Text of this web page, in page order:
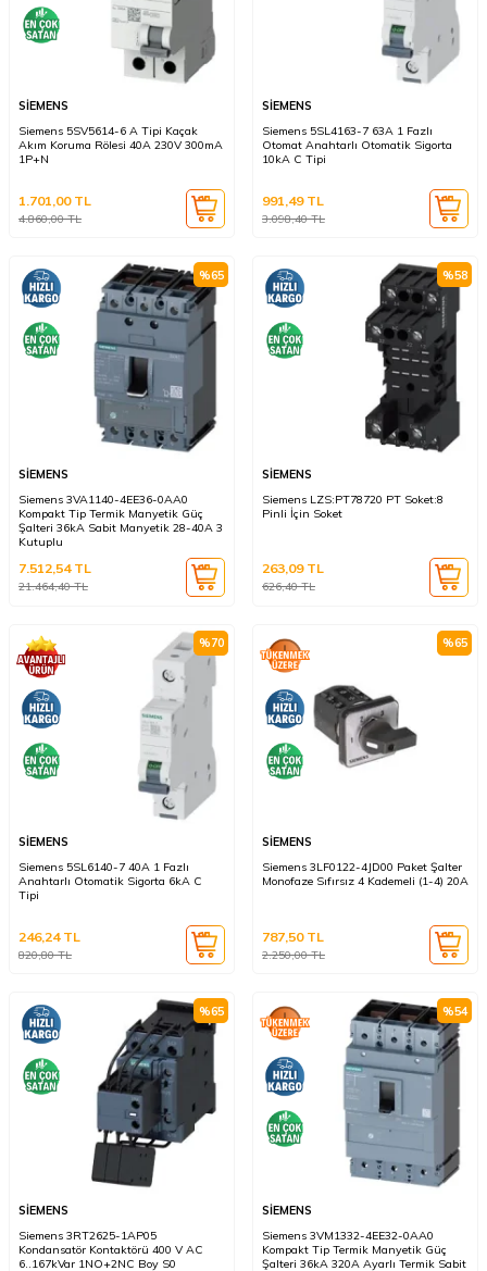
SİEMENS
Siemens 5SV5614-6 A Tipi Kaçak
Akım Koruma Rölesi 40A 230V 300mA
1P+N
4.860,00TL
1.701,00TL
SİEMENS
Siemens 5SL4163-7 63A 1 Fazlı
Otomat Anahtarlı Otomatik Sigorta
10kA C Tipi
3.098,40TL
991,49TL
%65
SİEMENS
Siemens 3VA1140-4EE36-0AA0
Kompakt Tip Termik Manyetik Güç
Şalteri 36kA Sabit Manyetik 28-40A 3
Kutuplu
21.464,40TL
7.512,54TL
%58
SİEMENS
Siemens LZS:PT78720 PT Soket:8
Pinli İçin Soket
626,40TL
263,09TL
%70
SİEMENS
Siemens 5SL6140-7 40A 1 Fazlı
Anahtarlı Otomatik Sigorta 6kA C
Tipi
820,80TL
246,24TL
%65
SİEMENS
Siemens 3LF0122-4JD00 Paket Şalter
Monofaze Sıfırsız 4 Kademeli (1-4) 20A
2.250,00TL
787,50TL
%65
SİEMENS
Siemens 3RT2625-1AP05
Kondansatör Kontaktörü 400 V AC
6..167kVar 1NO+2NC Boy S0
%54
SİEMENS
Siemens 3VM1332-4EE32-0AA0
Kompakt Tip Termik Manyetik Güç
Şalteri 36kA 320A Ayarlı Termik Sabit